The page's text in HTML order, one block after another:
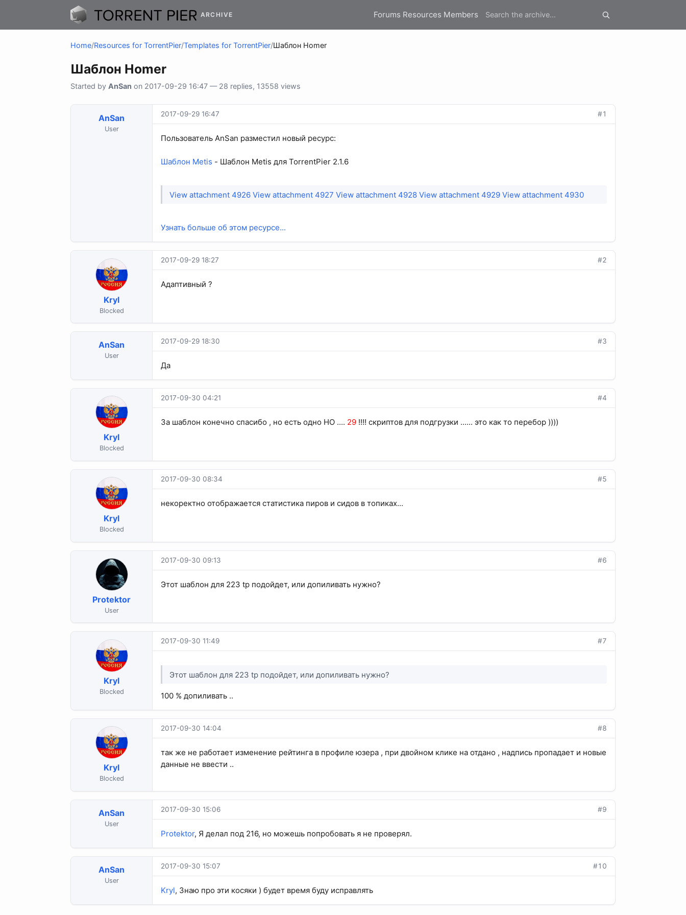
ARCHIVE Forums Resources Members
Home/Resources for TorrentPier/Templates for TorrentPier/Шаблон Homer
Шаблон Homer
Started by AnSan on 2017-09-29 16:47 — 28 replies, 13558 views
AnSan
User
2017-09-29 16:47 #1
Пользователь AnSan разместил новый ресурс:
Шаблон Metis - Шаблон Metis для TorrentPier 2.1.6
View attachment 4926 View attachment 4927 View attachment 4928 View attachment 4929 View attachment 4930
Узнать больше об этом ресурсе...
Kryl
Blocked
2017-09-29 18:27 #2
Адаптивный ?
AnSan
User
2017-09-29 18:30 #3
Да
Kryl
Blocked
2017-09-30 04:21 #4
За шаблон конечно спасибо , но есть одно НО .... 29 !!!! скриптов для подгрузки ...... это как то перебор ))))
Kryl
Blocked
2017-09-30 08:34 #5
некоректно отображается статистика пиров и сидов в топиках...
Protektor
User
2017-09-30 09:13 #6
Этот шаблон для 223 tp подойдет, или допиливать нужно?
Kryl
Blocked
2017-09-30 11:49 #7
Этот шаблон для 223 tp подойдет, или допиливать нужно?
100 % допиливать ..
Kryl
Blocked
2017-09-30 14:04 #8
так же не работает изменение рейтинга в профиле юзера , при двойном клике на отдано , надпись пропадает и новые
данные не ввести ..
AnSan
User
2017-09-30 15:06 #9
Protektor, Я делал под 216, но можешь попробовать я не проверял.
AnSan
User
2017-09-30 15:07 #10
Kryl, Знаю про эти косяки ) будет время буду исправлять